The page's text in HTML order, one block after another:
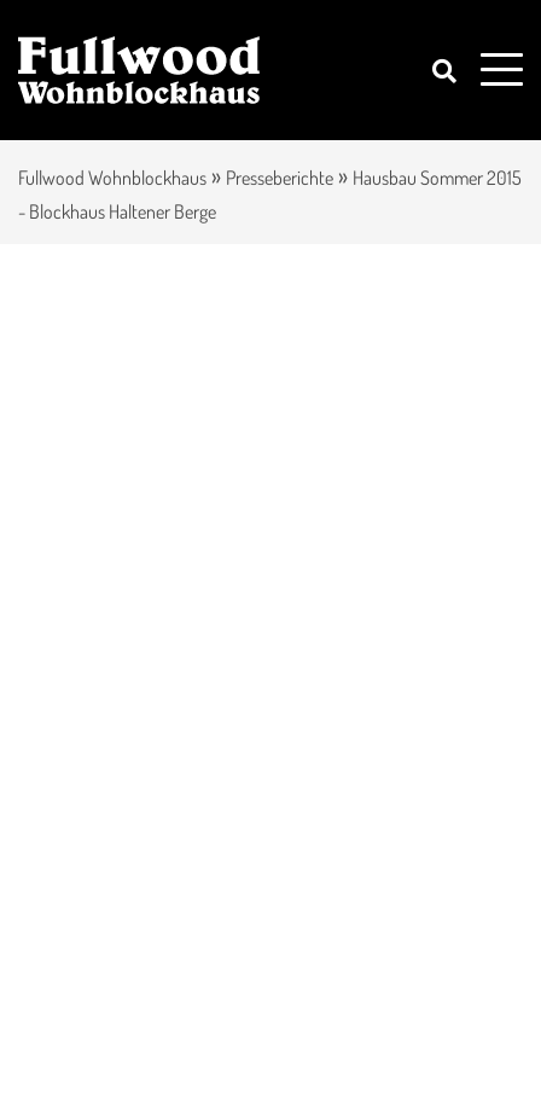
Fullwood Wohnblockhaus » Presseberichte » Hausbau Sommer 2015
- Blockhaus Haltener Berge